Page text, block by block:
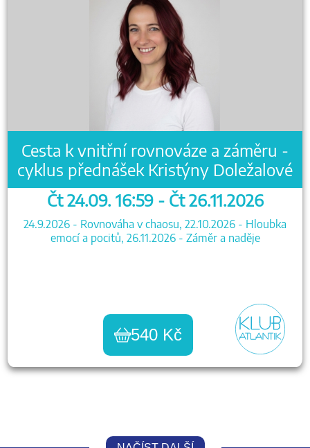
Cesta k vnitřní rovnováze a záměru -
cyklus přednášek Kristýny Doležalové
Čt 24.09. 16:59 - Čt 26.11.2026
24.9.2026 - Rovnováha v chaosu, 22.10.2026 - Hloubka
emocí a pocitů, 26.11.2026 - Záměr a naděje
540 Kč